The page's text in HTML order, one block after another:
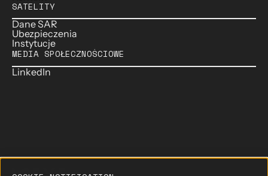
SATELITY
Dane SAR
Ubezpieczenia
Instytucje
MEDIA SPOŁECZNOŚCIOWE
LinkedIn